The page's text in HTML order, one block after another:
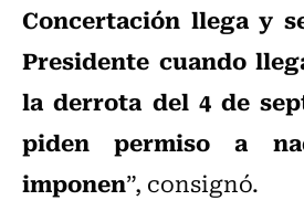
Concertación llega y
Presidente cuando
la derrota del 4 de
piden permiso a
imponen”, consignó.